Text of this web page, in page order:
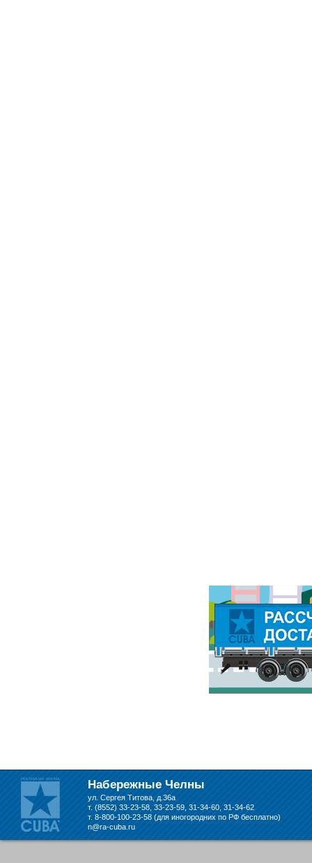
Набережные Челны
ул. Сергея Титова, д.36а
т. (8552) 33-23-58, 33-23-59, 31-34-60, 31-34-62
т. 8-800-100-23-58 (для иногородних по РФ бесплатно)
n@ra-cuba.ru